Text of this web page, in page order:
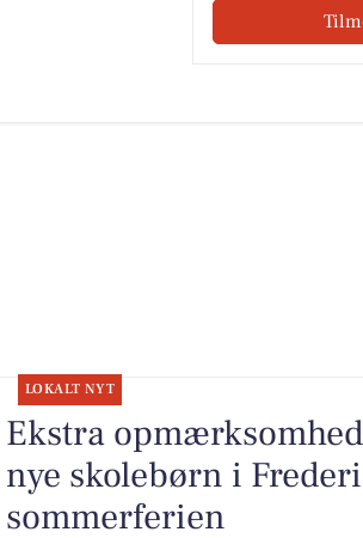
LOKALT NYT
Ekstra
nye skolebørn i
sommerferien